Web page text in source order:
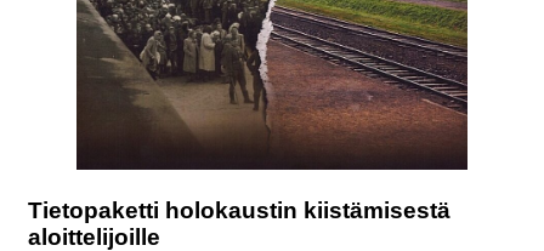
Tietopaketti holokaustin kiistämisestä
aloittelijoille